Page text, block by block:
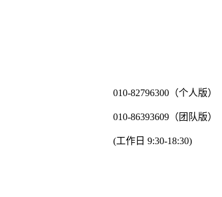
010-82796300（个人版）
010-86393609（团队版）
(工作日 9:30-18:30)